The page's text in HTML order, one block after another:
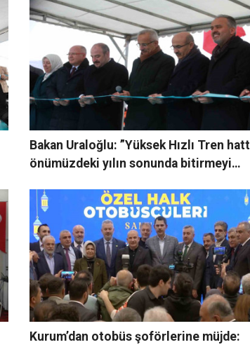
Bakan Uraloğlu: ”Yüksek Hızlı Tren
önümüzdeki yılın sonunda bitirmeyi
Kurum’dan otobüs şoförlerine müjde: